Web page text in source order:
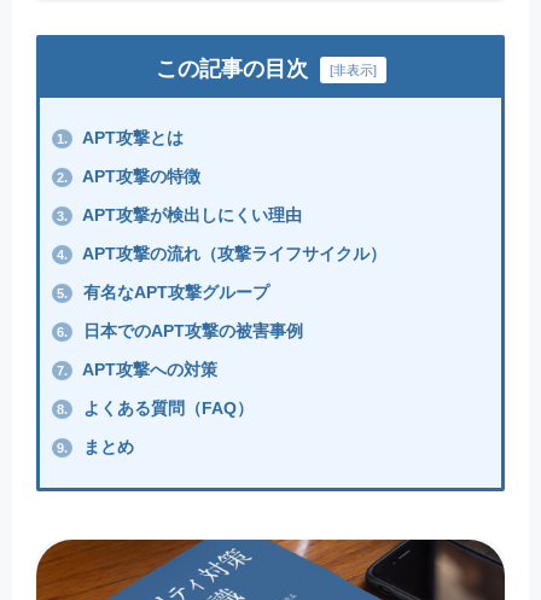
この記事の目次 [非表示]
1. APT攻撃とは
2. APT攻撃の特徴
3. APT攻撃が検出しにくい理由
4. APT攻撃の流れ（攻撃ライフサイクル）
5. 有名なAPT攻撃グループ
6. 日本でのAPT攻撃の被害事例
7. APT攻撃への対策
8. よくある質問（FAQ）
9. まとめ